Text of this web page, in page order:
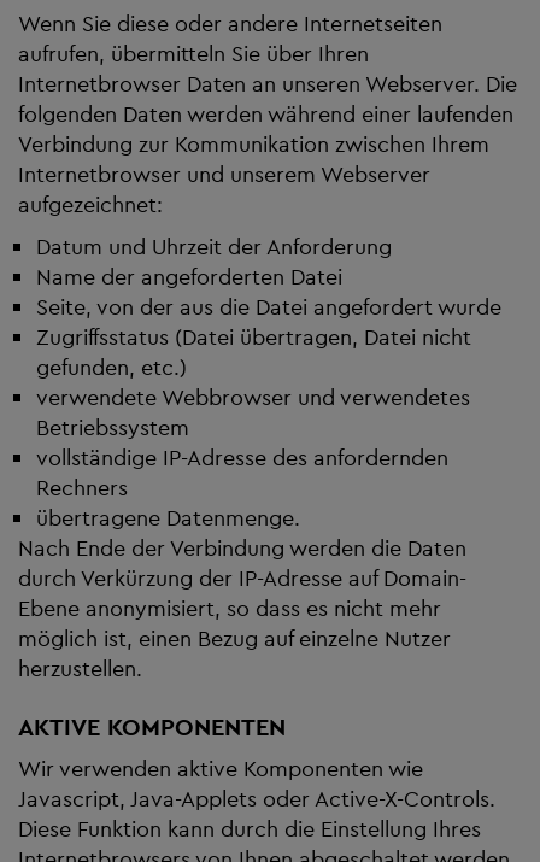
Wenn Sie diese oder andere Internetseiten
aufrufen, übermitteln Sie über Ihren
Internetbrowser Daten an unseren Webserver. Die
folgenden Daten werden während einer laufenden
Verbindung zur Kommunikation zwischen Ihrem
Internetbrowser und unserem Webserver
aufgezeichnet:
Datum und Uhrzeit der Anforderung
Name der angeforderten Datei
Seite, von der aus die Datei angefordert wurde
Zugriffsstatus (Datei übertragen, Datei nicht
gefunden, etc.)
verwendete Webbrowser und verwendetes
Betriebssystem
vollständige IP-Adresse des anfordernden
Rechners
übertragene Datenmenge.
Nach Ende der Verbindung werden die Daten
durch Verkürzung der IP-Adresse auf Domain-
Ebene anonymisiert, so dass es nicht mehr
möglich ist, einen Bezug auf einzelne Nutzer
herzustellen.
AKTIVE KOMPONENTEN
Wir verwenden aktive Komponenten wie
Javascript, Java-Applets oder Active-X-Controls.
Diese Funktion kann durch die Einstellung Ihres